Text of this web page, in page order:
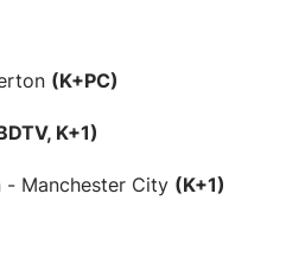
(K+PC)
K+1)
- Manchester City (K+1)